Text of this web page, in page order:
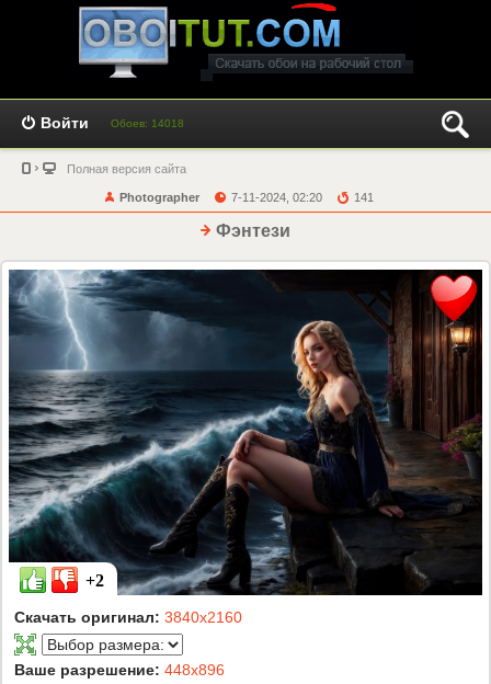
Войти Обоев: 14018
Полная версия сайта
Photographer 7-11-2024, 02:20 141
Фэнтези
+2
Скачать оригинал: 3840x2160
Ваше разрешение: 448x896